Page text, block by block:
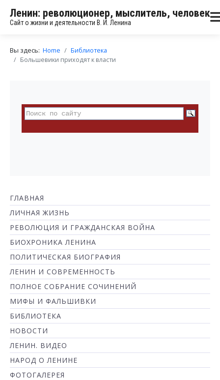
Ленин: революционер, мыслитель, человек
Сайт о жизни и деятельности В. И. Ленина
Вы здесь: Home
Библиотека
Большевики приходят к власти
ГЛАВНАЯ
ЛИЧНАЯ ЖИЗНЬ
РЕВОЛЮЦИЯ И ГРАЖДАНСКАЯ ВОЙНА
БИОХРОНИКА ЛЕНИНА
ПОЛИТИЧЕСКАЯ БИОГРАФИЯ
ЛЕНИН И СОВРЕМЕННОСТЬ
ПОЛНОЕ СОБРАНИЕ СОЧИНЕНИЙ
МИФЫ И ФАЛЬШИВКИ
БИБЛИОТЕКА
НОВОСТИ
ЛЕНИН. ВИДЕО
НАРОД О ЛЕНИНЕ
ФОТОГАЛЕРЕЯ